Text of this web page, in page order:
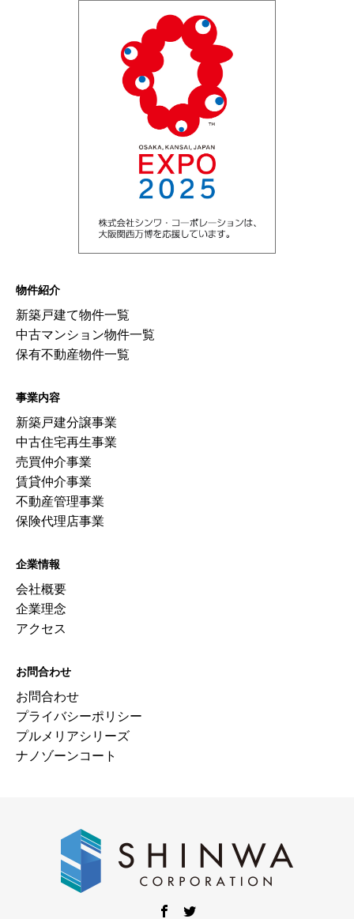
物件紹介
新築戸建て物件一覧
中古マンション物件一覧
保有不動産物件一覧
事業内容
新築戸建分譲事業
中古住宅再生事業
売買仲介事業
賃貸仲介事業
不動産管理事業
保険代理店事業
企業情報
会社概要
企業理念
アクセス
お問合わせ
お問合わせ
プライバシーポリシー
プルメリアシリーズ
ナノゾーンコート